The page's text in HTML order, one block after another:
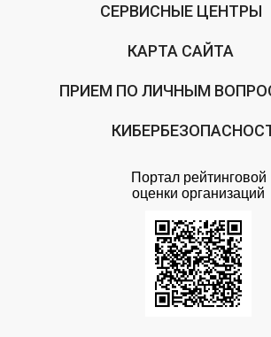
СЕРВИСНЫЕ ЦЕНТРЫ
КАРТА САЙТА
ПРИЕМ ПО ЛИЧНЫМ
Портал рейтинговой
оценки организаций